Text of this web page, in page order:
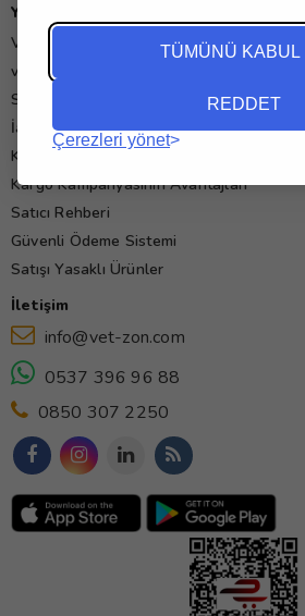
TÜMÜNÜ KABUL
REDDET
Çerezleri yönet
Yardım
Veteriner İş İlanları
vet-zon'da Alışveriş ve Satış
Sık Sorulan Sorular
İade ve İptal Koşulları
Kullanım Koşulları
Kargo Kampanyasının Avantajları
Satıcı Rehberi
Güvenli Ödeme Sistemi
Satışı Yasaklı Ürünler
İletişim
info@vet-zon.com
0537 396 96 88
0850 307 2250